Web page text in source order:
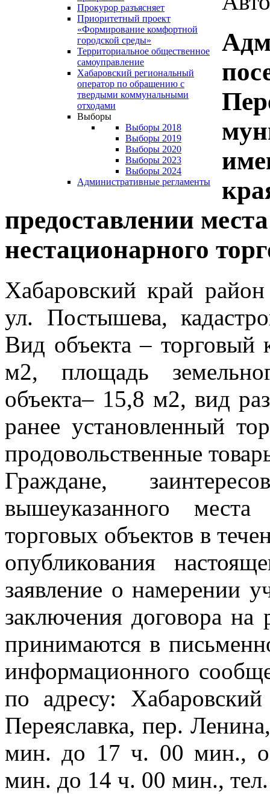
Прокурор разъясняет
Приоритетный проект
«Формирование комфортной
городской среды»
Территориальное общественное
самоуправление
Хабаровский региональный
оператор по обращению с
твердыми коммунальными
отходами
Выборы
Выборы 2018
Выборы 2019
Выборы 2020
Выборы 2023
Выборы 2024
Административные регламенты
предоставлении
нестационарного
Хабаровский край
ул. Постышева,
Вид объекта – торговый
м2, площадь
объекта– 15,8 м2, вид
ранее установленный
продовольственные
Граждане,
вышеуказанного
торговых объектов в
опубликования
заявление о намерении
заключения договора на
принимаются в
информационного
по адресу:
Переяславка, пер.
мин. до 17 ч. 00 мин.,
мин. до 14 ч. 00 мин.,